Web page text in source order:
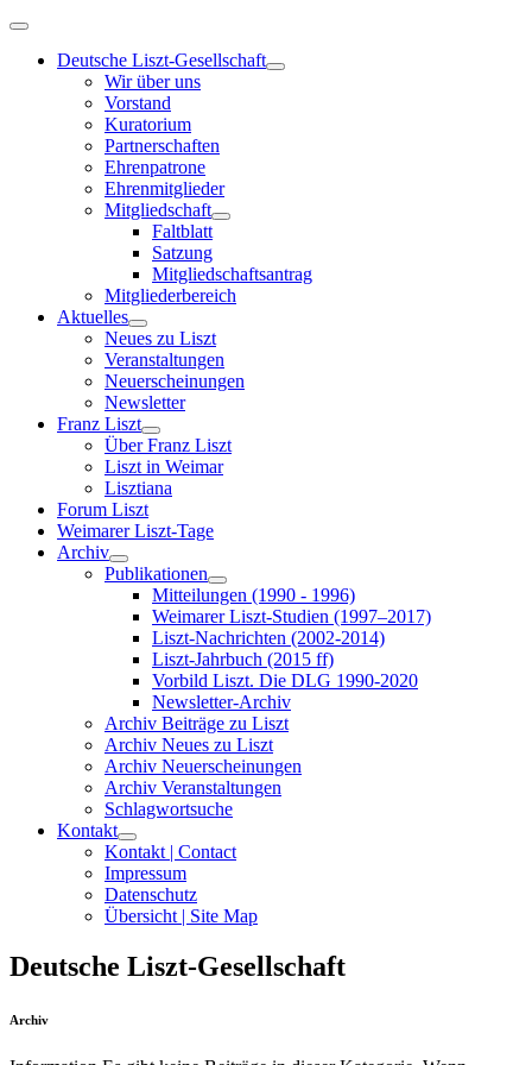
Deutsche Liszt-Gesellschaft
Wir über uns
Vorstand
Kuratorium
Partnerschaften
Ehrenpatrone
Ehrenmitglieder
Mitgliedschaft
Faltblatt
Satzung
Mitgliedschaftsantrag
Mitgliederbereich
Aktuelles
Neues zu Liszt
Veranstaltungen
Neuerscheinungen
Newsletter
Franz Liszt
Über Franz Liszt
Liszt in Weimar
Lisztiana
Forum Liszt
Weimarer Liszt-Tage
Archiv
Publikationen
Mitteilungen (1990 - 1996)
Weimarer Liszt-Studien (1997–2017)
Liszt-Nachrichten (2002-2014)
Liszt-Jahrbuch (2015 ff)
Vorbild Liszt. Die DLG 1990-2020
Newsletter-Archiv
Archiv Beiträge zu Liszt
Archiv Neues zu Liszt
Archiv Neuerscheinungen
Archiv Veranstaltungen
Schlagwortsuche
Kontakt
Kontakt | Contact
Impressum
Datenschutz
Übersicht | Site Map
Deutsche Liszt-Gesellschaft
Archiv